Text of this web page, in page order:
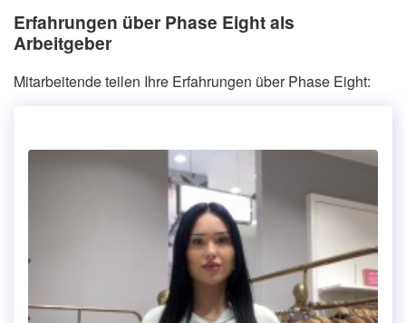
Erfahrungen über Phase Eight als
Arbeitgeber
Mitarbeitende teilen Ihre Erfahrungen über Phase Eight: